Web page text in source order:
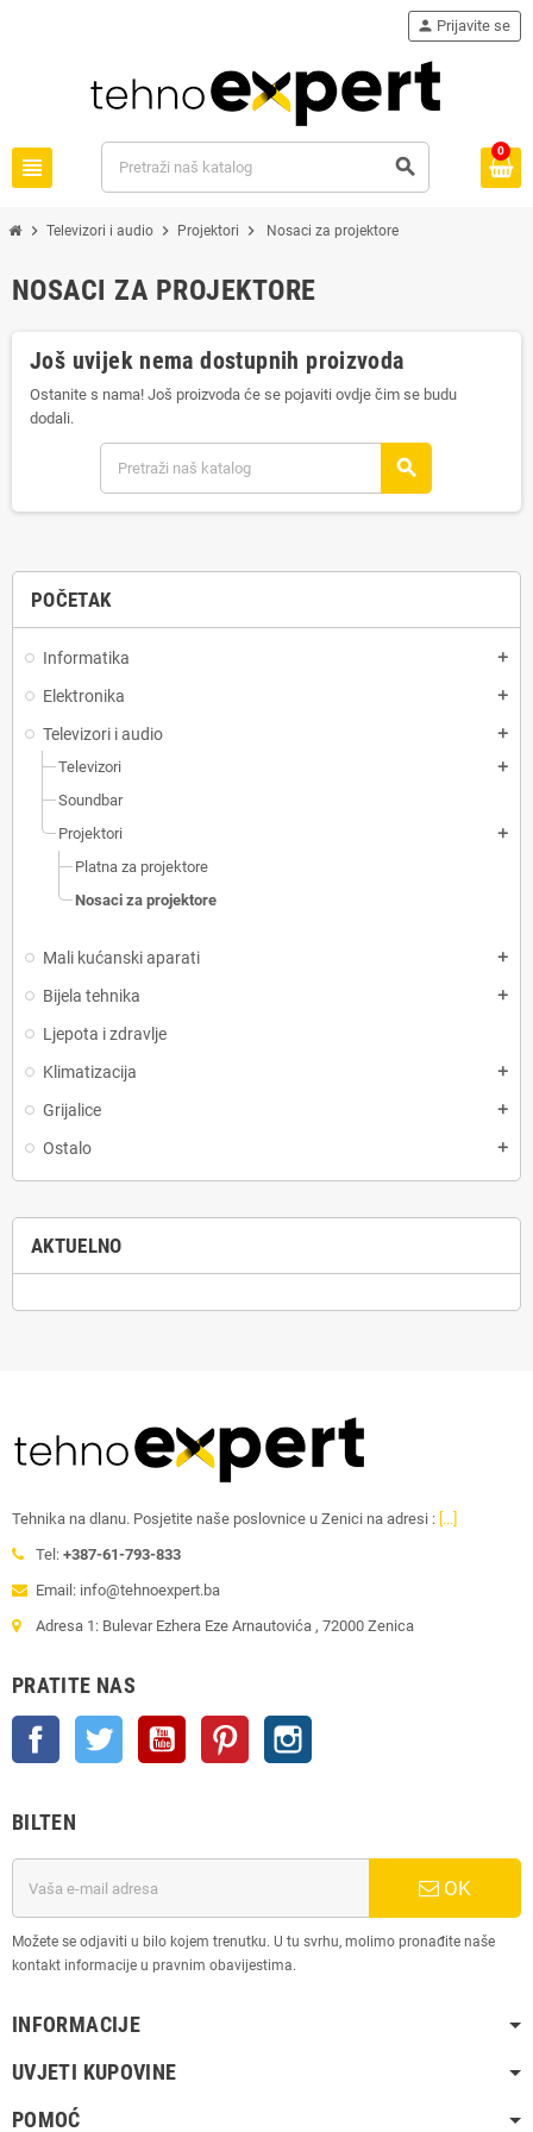
view_headline search
0
person Prijavite se
chevron_right Televizori i audio chevron_right Projektori chevron_right Nosaci za projektore
POČETAK
Informatika add
Elektronika add
Televizori i audio add
Televizori add
Soundbar
Projektori
add
Platna za projektore
Nosaci za projektore
Mali kućanski aparati add
Bijela tehnika add
Ljepota i zdravlje
Klimatizacija
add
Grijalice add
Ostalo add
AKTUELNO
NOSACI ZA PROJEKTORE
Još uvijek nema dostupnih proizvoda
Ostanite s nama! Još proizvoda će se pojaviti ovdje čim se budu
dodali.
search
Tehnika na dlanu. Posjetite naše poslovnice u Zenici na adresi : [...]
Tel: +387-61-793-833
Email: info@tehnoexpert.ba
Adresa 1: Bulevar Ezhera Eze Arnautovića , 72000 Zenica
PRATITE NAS
Facebook Twitter YouTube Pinterest
BILTEN
OK
Možete se odjaviti u bilo kojem trenutku. U tu svrhu, molimo pronađite naše
kontakt informacije u pravnim obavijestima.
INFORMACIJE
UVJETI KUPOVINE
POMOĆ